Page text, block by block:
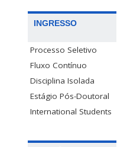
INGRESSO
Processo Seletivo
Fluxo Contínuo
Disciplina Isolada
Estágio Pós-Doutoral
International Students